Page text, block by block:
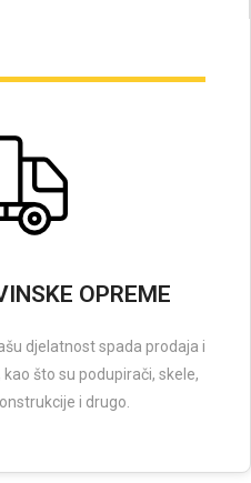
OPREME
djelatnost spada prodaja i
što su podupirači, skele,
i drugo.